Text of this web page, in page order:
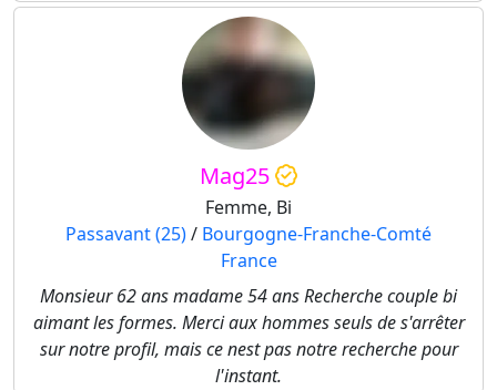
Mag25
Femme, Bi
Passavant (25)/ Bourgogne-Franche-Comté
France
Monsieur 62 ans madame 54 ans Recherche couple bi
aimant les formes. Merci aux hommes seuls de s'arrêter
sur notre profil, mais ce nest pas notre recherche pour
l'instant.